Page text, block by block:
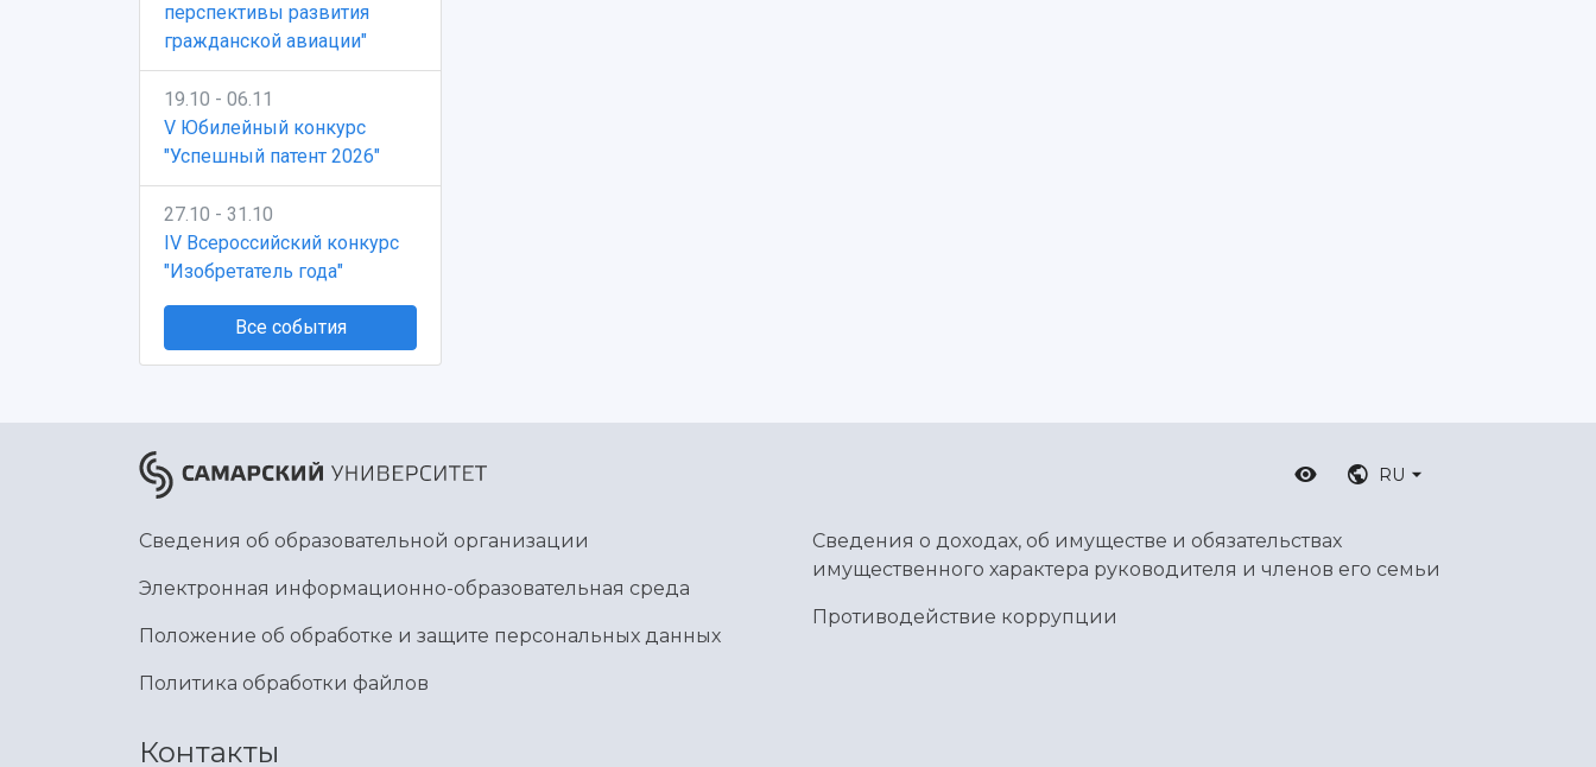
перспективы развития
гражданской авиации"
19.10 - 06.11
V Юбилейный конкурс
"Успешный патент 2026"
27.10 - 31.10
IV Всероссийский конкурс
"Изобретатель года"
Все события
RU
Сведения об образовательной организации
Электронная информационно-образовательная среда
Положение об обработке и защите персональных данных
Политика обработки файлов
Сведения о доходах, об имуществе и обязательствах
имущественного характера руководителя и членов его семьи
Противодействие коррупции
Контакты